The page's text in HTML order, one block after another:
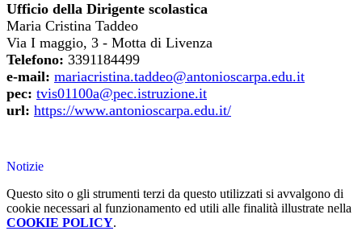
Ufficio della Dirigente scolastica
Maria Cristina Taddeo
Via I maggio, 3 - Motta di Livenza
Telefono: 3391184499
e-mail: mariacristina.taddeo@antonioscarpa.edu.it
pec: tvis01100a@pec.istruzione.it
url: https://www.antonioscarpa.edu.it/
Notizie
Questo sito o gli strumenti terzi da questo utilizzati si avvalgono di
cookie necessari al funzionamento ed utili alle finalità illustrate nella
COOKIE POLICY.